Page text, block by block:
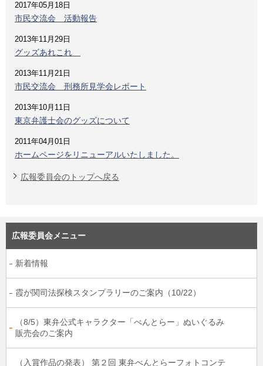
2017年05月18日
市民交流会 活動報告
2013年11月29日
グッズあれこれ
2013年11月21日
市民交流会 刑務所見学会レポート
2013年10月11日
東京弁護士会のグッズについて
2011年04月01日
ホームページをリニューアルいたしました。
広報委員会のトップへ戻る
広報委員会メニュー
新着情報
霞が関司法探検スタンプラリーのご案内（10/22）
（8/5）東弁公式キャラクター「べんとらー」ぬいぐるみ
販売会のご案内
（入賞作品の発表） 第２回 東弁べんとらーフォトコンテ